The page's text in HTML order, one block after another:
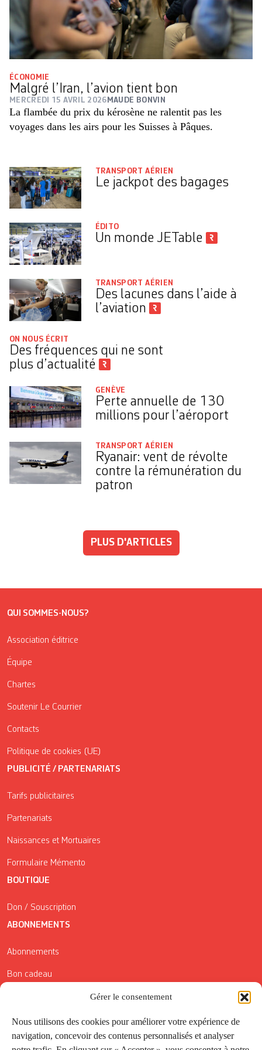
Gérer le consentement
Nous utilisons des cookies pour améliorer votre expérience de
navigation, concevoir des contenus personnalisés et analyser
ÉCONOMIE
Malgré l’Iran, l’avion tient bon
MERCREDI 15 AVRIL 2026 MAUDE BONVIN
La flambée du prix du kérosène ne ralentit pas les
voyages dans les airs pour les Suisses à Pâques.
TRANSPORT AÉRIEN
Le jackpot des bagages
ÉDITO
Un monde JETable
TRANSPORT AÉRIEN
Des lacunes dans l’aide à
l’aviation
ON NOUS ÉCRIT
Des fréquences qui ne sont
plus d’actualité
GENÈVE
Perte annuelle de 130
millions pour l’aéroport
TRANSPORT AÉRIEN
Ryanair: vent de révolte
contre la rémunération du
patron
PLUS D'ARTICLES
QUI SOMMES-NOUS?
Association éditrice
Équipe
Chartes
Soutenir Le Courrier
Contacts
Politique de cookies (UE)
PUBLICITÉ / PARTENARIATS
Tarifs publicitaires
Partenariats
Naissances et Mortuaires
Formulaire Mémento
BOUTIQUE
Don / Souscription
ABONNEMENTS
Abonnements
Bon cadeau
Conditions générales de vente
Réductions de la Carte Côté Courrier
Application